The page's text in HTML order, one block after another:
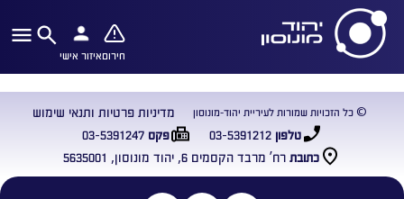
חירוםאיזור אישי
כתובת רח’ מרבד הקסמים 6, יהוד מונוסון, 5635001
טלפון03-5391212 פקס03-5391247
© כל הזכויות שמורות לעיריית יהוד-מונוסון מדיניות פרטיות ותנאי שימוש